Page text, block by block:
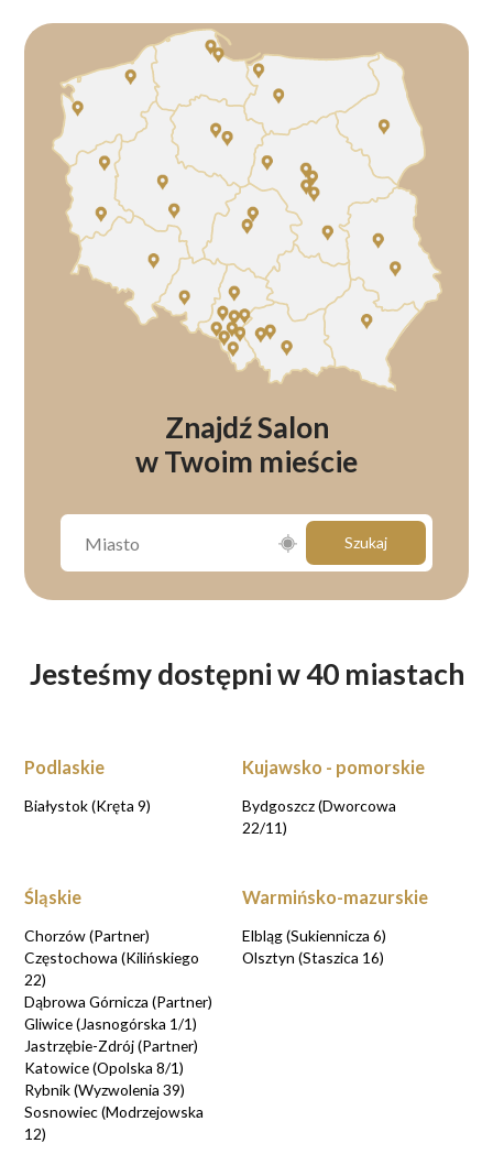
Znajdź Salon
w Twoim mieście
Szukaj
Jesteśmy dostępni w 40 miastach
Podlaskie
Białystok (Kręta 9)
Kujawsko - pomorskie
Bydgoszcz (Dworcowa
22/11)
Śląskie
Chorzów (Partner)
Częstochowa (Kilińskiego
22)
Dąbrowa Górnicza (Partner)
Gliwice (Jasnogórska 1/1)
Jastrzębie-Zdrój (Partner)
Katowice (Opolska 8/1)
Rybnik (Wyzwolenia 39)
Sosnowiec (Modrzejowska
12)
Warmińsko-mazurskie
Elbląg (Sukiennicza 6)
Olsztyn (Staszica 16)